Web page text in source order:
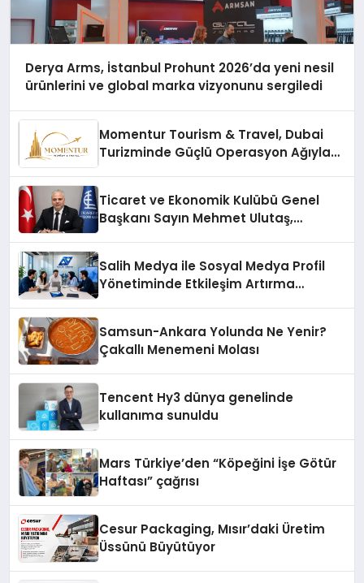
Derya Arms, İstanbul Prohunt 2026’da yeni nesil
ürünlerini ve global marka vizyonunu sergiledi
Momentur Tourism & Travel, Dubai
Turizminde Güçlü Operasyon Ağıyla
Ticaret ve Ekonomik Kulübü Genel
Başkanı Sayın Mehmet Ulutaş,
Salih Medya ile Sosyal Medya Profil
Yönetiminde Etkileşim Artırma
Samsun-Ankara Yolunda Ne Yenir?
Çakallı Menemeni Molası
Tencent Hy3 dünya genelinde
kullanıma sunuldu
Mars Türkiye’den “Köpeğini İşe Götür
Haftası” çağrısı
Cesur Packaging, Mısır’daki Üretim
Üssünü Büyütüyor